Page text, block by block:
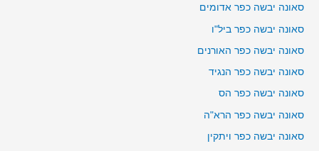
סאונה יבשה כפר אדומים
סאונה יבשה כפר ביל"ו
סאונה יבשה כפר האורנים
סאונה יבשה כפר הנגיד
סאונה יבשה כפר הס
סאונה יבשה כפר הרא"ה
סאונה יבשה כפר ויתקין